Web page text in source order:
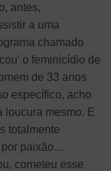
antes,
a uma
chamado
o feminicídio de
de 33 anos
específico, acho
loucura mesmo. E
totalmente
por paixão…
cometeu esse